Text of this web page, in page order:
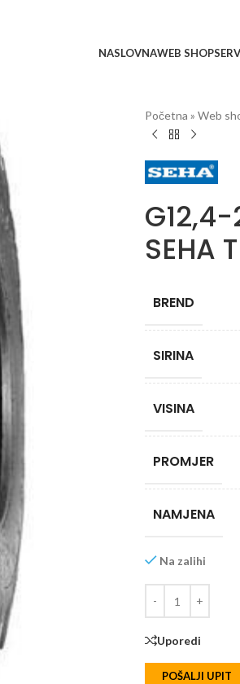
NASLOVNAWEB SHOP
Početna » Web
SEHA
BREND
SIRINA
VISINA
PROMJER
NAMJENA
Na zalihi
Uporedi
POŠALJI UPIT